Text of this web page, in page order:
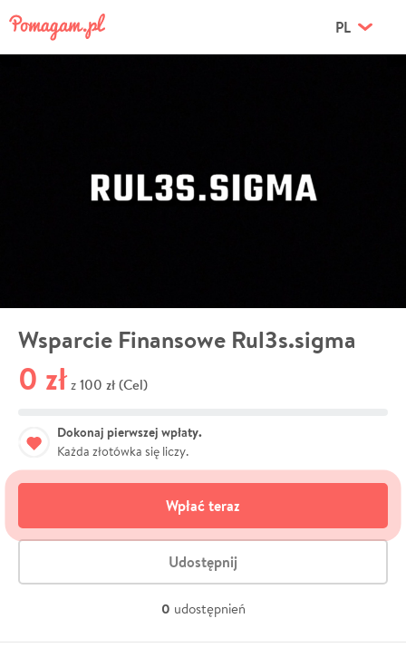
PL
Wsparcie Finansowe Rul3s.sigma
0 zł z 100 zł (Cel)
Dokonaj pierwszej wpłaty.
Każda złotówka się liczy.
Wpłać teraz
Udostępnij
0 udostępnień